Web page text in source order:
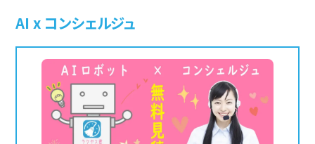
AI x コンシェルジュ